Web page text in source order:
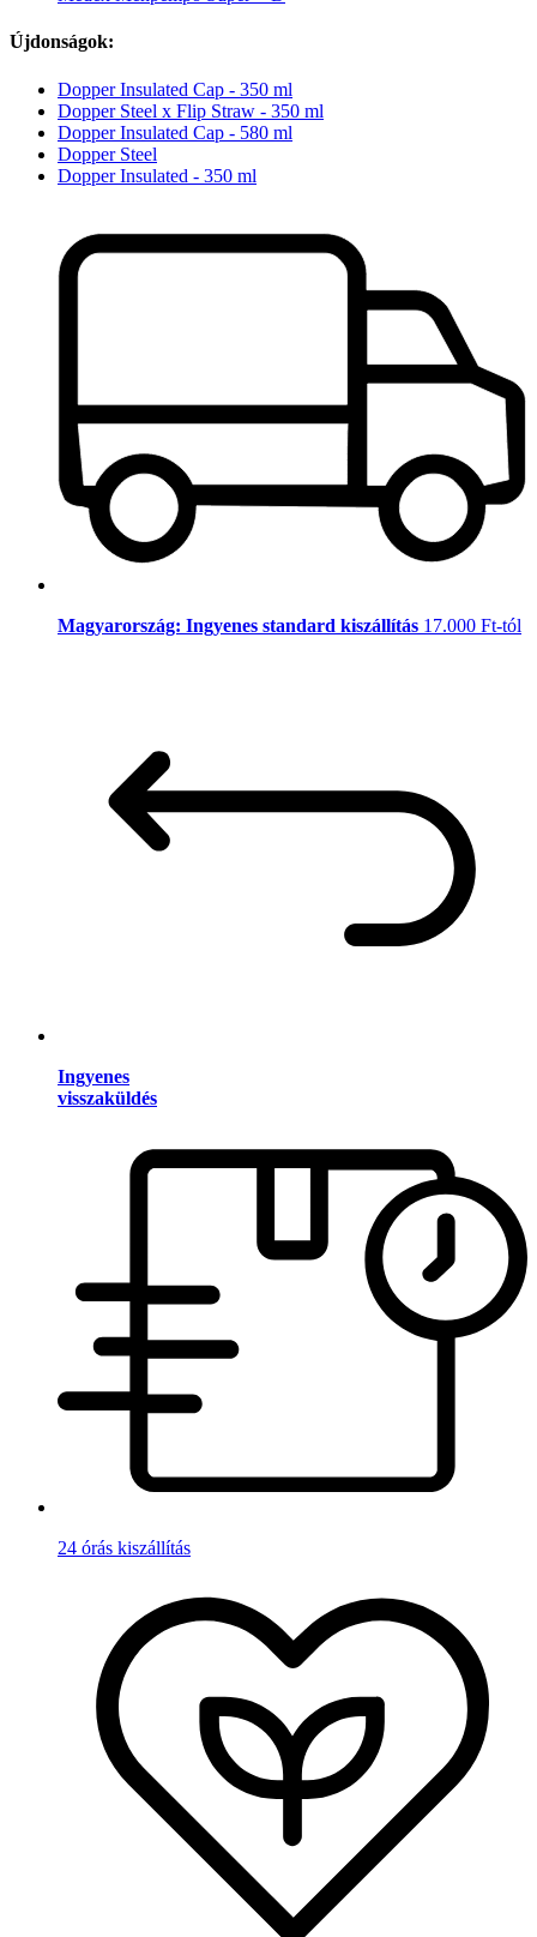
Újdonságok:
Dopper Insulated Cap - 350 ml
Dopper Steel x Flip Straw - 350 ml
Dopper Insulated Cap - 580 ml
Dopper Steel
Dopper Insulated - 350 ml
Magyarország: Ingyenes standard kiszállítás 17.000 Ft-tól
Ingyenes
visszaküldés
24 órás kiszállítás